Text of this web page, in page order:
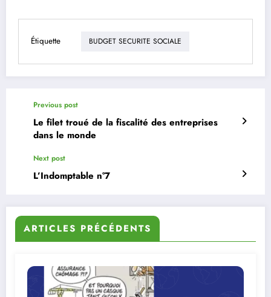
Étiquette BUDGET SECURITE SOCIALE
Previous post
Le filet troué de la fiscalité des entreprises
dans le monde
Next post
L’Indomptable n°7
ARTICLES PRÉCÉDENTS